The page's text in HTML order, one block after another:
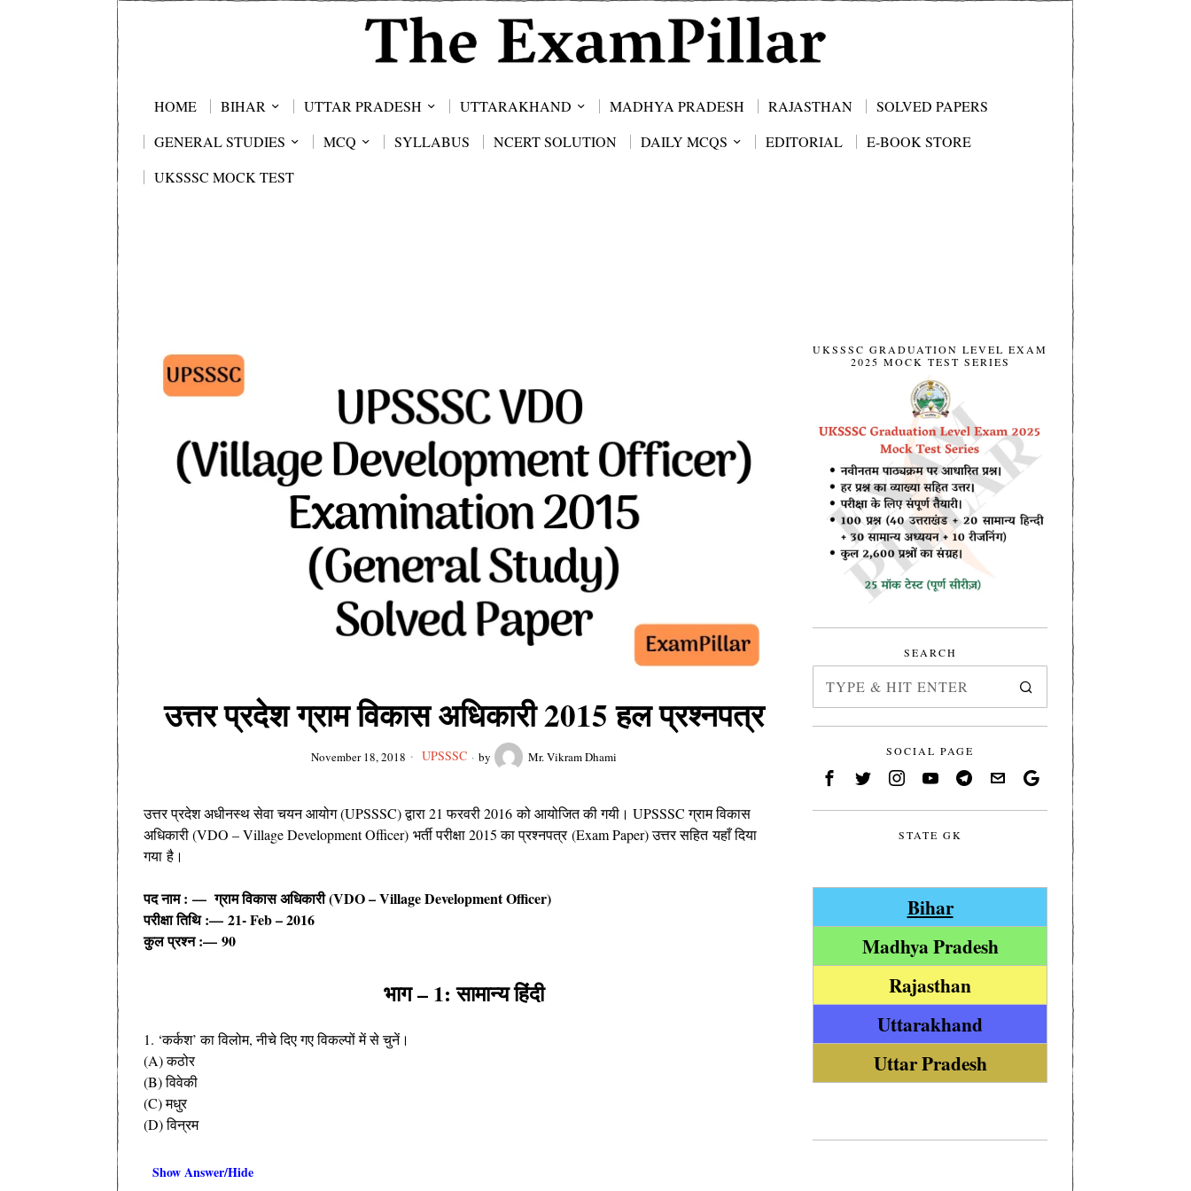
HOME BIHAR UTTAR PRADESH UTTARAKHAND MADHYA PRADESH RAJASTHAN
SOLVED PAPERS
GENERAL STUDIES
MCQ SYLLABUS NCERT SOLUTION DAILY MCQS EDITORIAL
E-BOOK STORE
UKSSSC MOCK TEST
उत्तर प्रदेश ग्राम विकास अधिकारी 2015 हल प्रश्नपत्र
November 18, 2018 UPSSSC by Mr. Vikram Dhami
उत्तर प्रदेश अधीनस्थ सेवा चयन आयोग (UPSSSC) द्वारा 21 फरवरी 2016 को आयोजित की गयी। UPSSSCग्राम विकास
अधिकारी (VDO – Village Development Officer) भर्ती परीक्षा 2015 का प्रश्नपत्र (Exam Paper) उत्तर सहित यहाँ दिया
गया है।
पद नाम : — ग्राम विकास अधिकारी (VDO – Village Development Officer)
परीक्षा तिथि :— 21- Feb – 2016
कुल प्रश्न :— 90
भाग – 1: सामान्य हिंदी
1. ‘कर्कश’ का विलोम, नीचे दिए गए विकल्पों में से चुनें।
(A) कठोर
(B) विवेकी
(C) मधुर
(D) विन्रम
Show Answer/Hide
UKSSSC GRADUATION LEVEL EXAM
2025 MOCK TEST SERIES
SEARCH
SOCIAL PAGE
STATE GK
Bihar
Madhya Pradesh
Rajasthan
Uttarakhand
Uttar Pradesh